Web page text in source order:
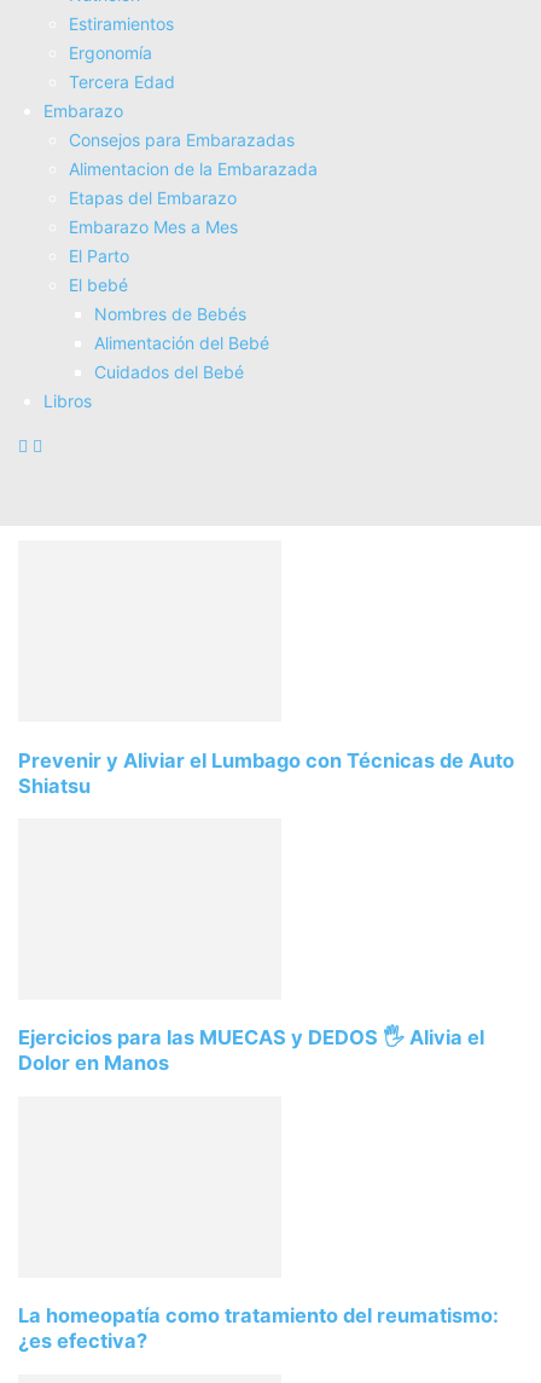
Estiramientos
Ergonomí­a
Tercera Edad
Embarazo
Consejos para Embarazadas
Alimentacion de la Embarazada
Etapas del Embarazo
Embarazo Mes a Mes
El Parto
El bebé
Nombres de Bebés
Alimentación del Bebé
Cuidados del Bebé
Libros
FisioterapiaADomicilio.net, junto conFisioStar
Noticias, Artí­culos, Ví­deos y Toda la Información sobre Fisioterapia y Salud.
Artículos relacionados Más del autor
Prevenir y Aliviar el Lumbago con Técnicas de Auto
Shiatsu
Ejercicios para las MUECAS y DEDOS 🖐️ Alivia el
Dolor en Manos
La homeopatía como tratamiento del reumatismo:
¿es efectiva?